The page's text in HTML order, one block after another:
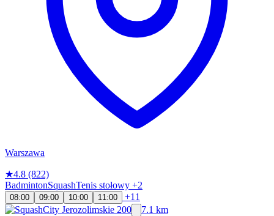
Warszawa
★4.8 (822)
BadmintonSquashTenis stołowy +2
08:00 09:00 10:00 11:00
+11
7.1 km